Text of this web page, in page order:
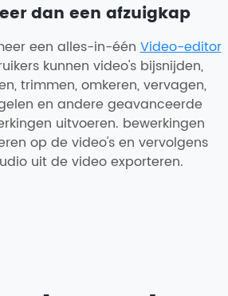
dan een afzuigkap
een alles-in-éénVideo-editor
kunnen video's bijsnijden,
trimmen, omkeren, vervagen,
en andere geavanceerde
uitvoeren. bewerkingen
op de video's en vervolgens
uit de video exporteren.